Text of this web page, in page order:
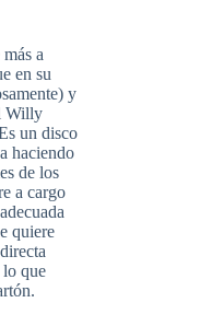
a
en su
y
Willy
un disco
haciendo
de los
a cargo
quiere
lo que